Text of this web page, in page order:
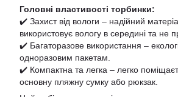
Головні властивості торбинки:
✔️ Захист від вологи – надійний
використовує вологу в середині та не
✔️ Багаторазове використання –
одноразовим пакетам.
✔️ Компактна та легка – легко
основну пляжну сумку або рюкзак.